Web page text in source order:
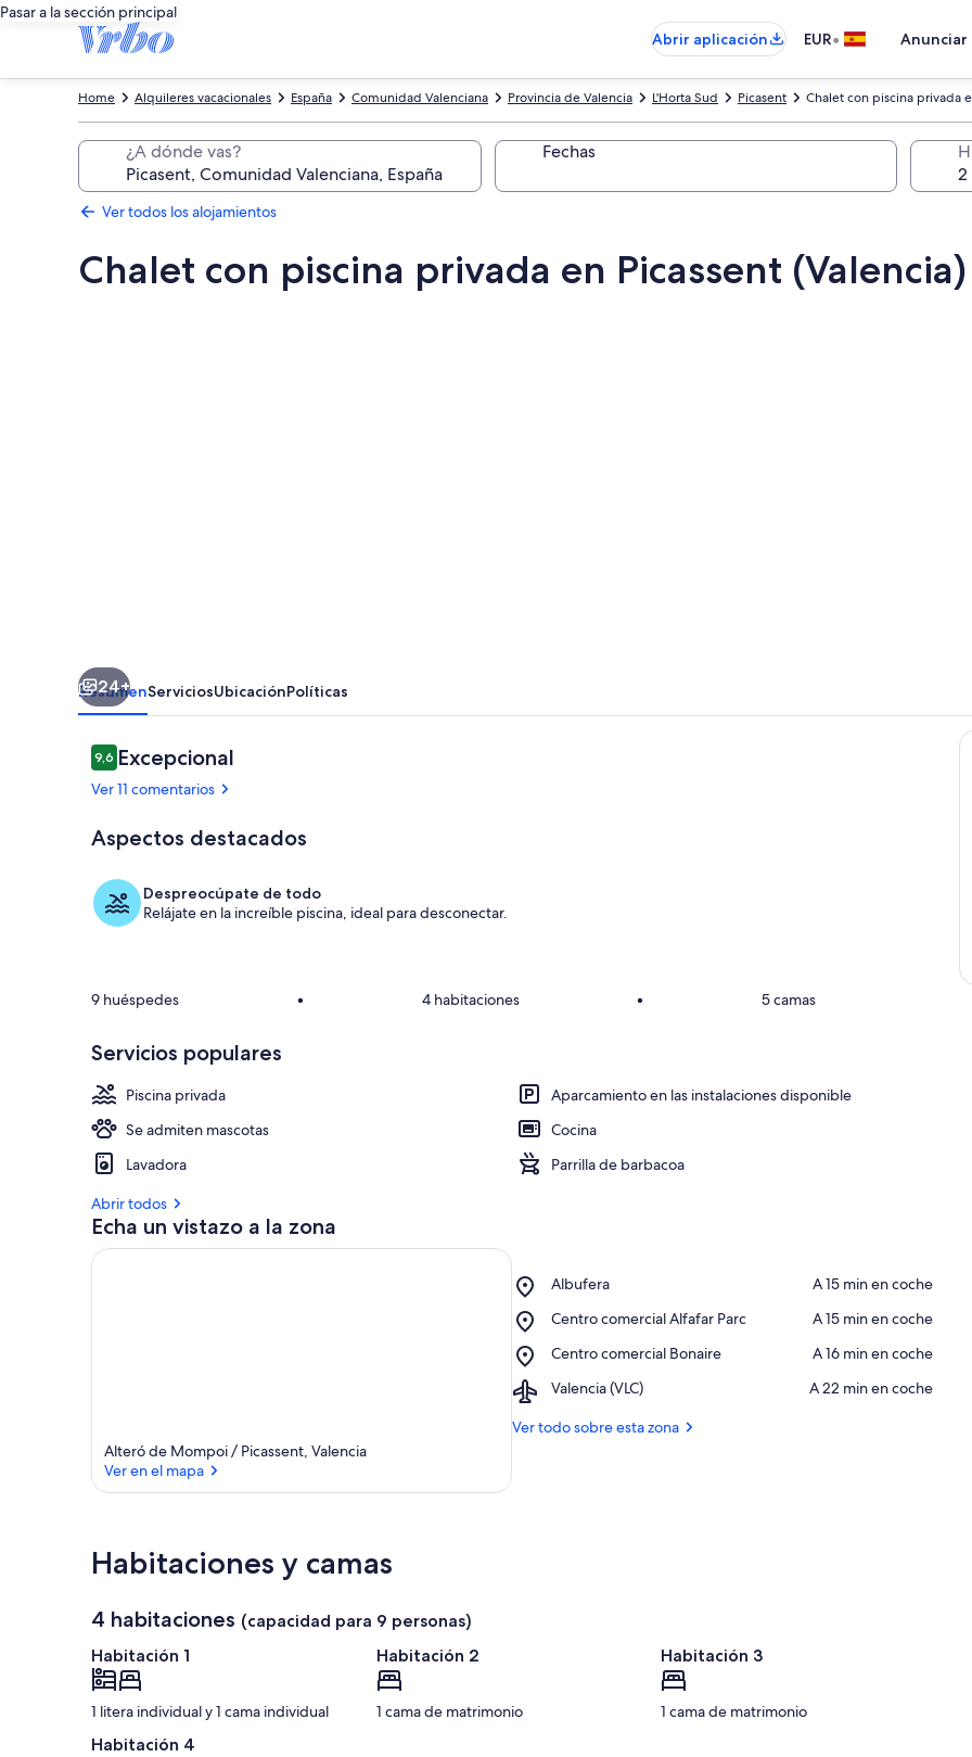
Pasar a la sección principal
Abrir aplicación
EUR•
Chalet con piscina privada
Picasent
L'Horta Sud
Provincia de Valencia
Comunidad Valenciana
España
Alquileres vacacionales
Home
¿A dónde vas? Fechas
Ver todos los alojamientos
Chalet con piscina privada en Picassent (Valencia)
Jardines
24+
ResumenServiciosUbicaciónPolíticas
Comentarios
9,69,6 de 10
Excepcional
Ver 11 comentarios
Aspectos destacados
Despreocúpate de todo
Relájate en la increíble piscina, ideal para desconectar.
9 huéspedes • 4 habitaciones • 5 camas
Servicios populares
Piscina privada
Aparcamiento en las instalaciones disponible
Se admiten mascotas
Cocina
Lavadora
Parrilla de barbacoa
Abrir todos
Echa un vistazo a la zona
Alteró de Mompoi / Picassent, Valencia
Ver en el mapa
Albufera
Place,
‪A 15 min en coche‬
Centro comercial Alfafar Parc
Place,
comercial
Parc
‪A 15 min en coche‬
Centro comercial Bonaire
Place,
comercial
‪A 16 min en coche‬
Valencia (VLC)
Airport,
(VLC)
‪A 22 min en coche‬
Ver todo sobre esta zona
Habitaciones y camas
4 habitaciones (capacidad para 9 personas)
Habitación 1
1 litera individual y 1 cama individual
Habitación 2
1 cama de matrimonio
Habitación 3
1 cama de matrimonio
Habitación 4